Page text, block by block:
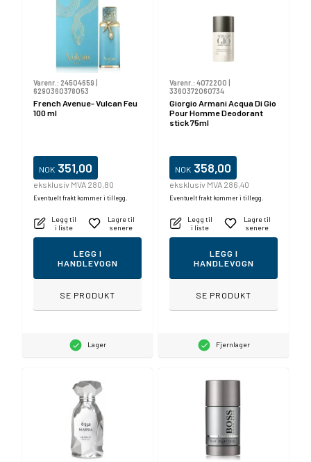
Varenr.: 24504659 |
6290360378053
French Avenue- Vulcan Feu
100 ml
NOK 351,00
eksklusiv MVA 280,80
Eventuelt frakt kommer i tillegg.
Legg til
i liste
Lagre til
senere
LEGG I
HANDLEVOGN
SE PRODUKT
Lager
Varenr.: 4072200 |
3360372060734
Giorgio Armani Acqua Di Gio
Pour Homme Deodorant
stick 75ml
NOK 358,00
eksklusiv MVA 286,40
Eventuelt frakt kommer i tillegg.
Legg til
i liste
Lagre til
senere
LEGG I
HANDLEVOGN
SE PRODUKT
Fjernlager